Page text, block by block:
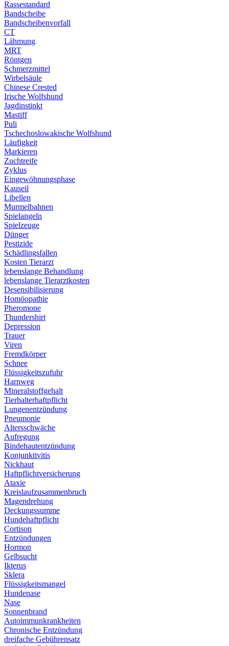
Rassestandard
Bandscheibe
Bandscheibenvorfall
CT
Lähmung
MRT
Röntgen
Schmerzmittel
Wirbelsäule
Chinese Crested
Irische Wolfshund
Jagdinstinkt
Mastiff
Puli
Tschechoslowakische Wolfshund
Läufigkeit
Markieren
Zuchtreife
Zyklus
Eingewöhnungsphase
Kauseil
Libellen
Murmelbahnen
Spielangeln
Spielzeuge
Dünger
Pestizide
Schädlingsfallen
Kosten Tierarzt
lebenslange Behandlung
lebenslange Tierarztkosten
Desensibilisierung
Homöopathie
Pheromone
Thundershirt
Depression
Trauer
Viren
Fremdkörper
Schnee
Flüssigkeitszufuhr
Harnweg
Mineralstoffgehalt
Tierhalterhaftpflicht
Lungenentzündung
Pneumonie
Altersschwäche
Aufregung
Bindehautentzündung
Konjunktivitis
Nickhaut
Haftpflichtversicherung
Ataxie
Kreislaufzusammenbruch
Magendrehung
Deckungssumme
Hundehaftpflicht
Cortison
Entzündungen
Hormon
Gelbsucht
Ikterus
Sklera
Flüssigkeitsmangel
Hundenase
Nase
Sonnenbrand
Autoimmunkrankheiten
Chronische Entzündung
dreifache Gebührensatz